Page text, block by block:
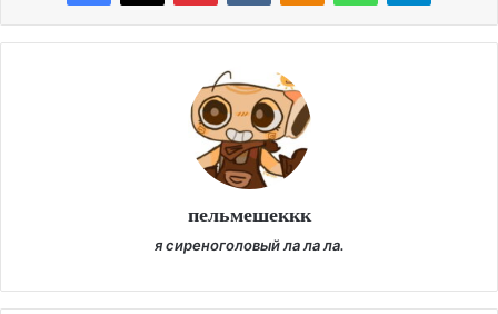
пельмешеккк
я сиреноголовый ла ла ла.